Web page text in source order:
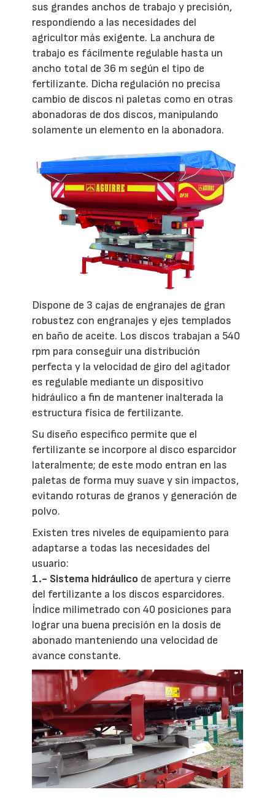
sus grandes anchos de trabajo y precisión,
respondiendo a las necesidades del
agricultor más exigente. La anchura de
trabajo es fácilmente regulable hasta un
ancho total de 36 m según el tipo de
fertilizante. Dicha regulación no precisa
cambio de discos ni paletas como en otras
abonadoras de dos discos, manipulando
solamente un elemento en la abonadora.
Dispone de 3 cajas de engranajes de gran
robustez con engranajes y ejes templados
en baño de aceite. Los discos trabajan a 540
rpm para conseguir una distribución
perfecta y la velocidad de giro del agitador
es regulable mediante un dispositivo
hidráulico a fin de mantener inalterada la
estructura física de fertilizante.
Su diseño especifico permite que el
fertilizante se incorpore al disco esparcidor
lateralmente; de este modo entran en las
paletas de forma muy suave y sin impactos,
evitando roturas de granos y generación de
polvo.
Existen tres niveles de equipamiento para
adaptarse a todas las necesidades del
usuario:
1.- Sistema hidráulico de apertura y cierre
del fertilizante a los discos esparcidores.
Índice milimetrado con 40 posiciones para
lograr una buena precisión en la dosis de
abonado manteniendo una velocidad de
avance constante.